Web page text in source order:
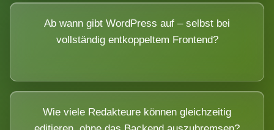
Ab wann gibt WordPress auf – selbst bei
vollständig entkoppeltem Frontend?
Wie viele Redakteure können gleichzeitig